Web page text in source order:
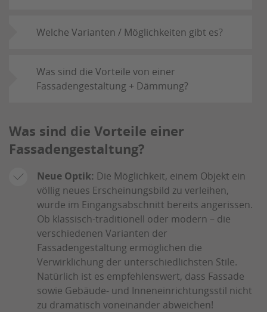
Welche Varianten / Möglichkeiten gibt es?
Was sind die Vorteile von einer
Fassadengestaltung + Dämmung?
Was sind die Vorteile einer
Fassadengestaltung?
Neue Optik: Die Möglichkeit, einem Objekt ein
völlig neues Erscheinungsbild zu verleihen,
wurde im Eingangsabschnitt bereits angerissen.
Ob klassisch-traditionell oder modern – die
verschiedenen Varianten der
Fassadengestaltung ermöglichen die
Verwirklichung der unterschiedlichsten Stile.
Natürlich ist es empfehlenswert, dass Fassade
sowie Gebäude- und Inneneinrichtungsstil nicht
zu dramatisch voneinander abweichen!